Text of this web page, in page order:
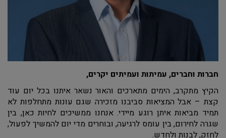
חברות וחברים, עמיתות ועמיתים יקרים,
הקיץ מתקרב, הימים מתארכים והאור נשאר איתנו בכל יום עוד
קצת – אבל המציאות סביבנו מזכירה שגם עונות מתחלפות לא
תמיד מביאות איתן רוגע מיידי. אנחנו ממשיכים לחיות כאן, בין
שגרה לחירום, בין עומס לרגיעה, ובוחרים מדי יום להמשיך לפעול,
לחזק, לבנות ולחדש.